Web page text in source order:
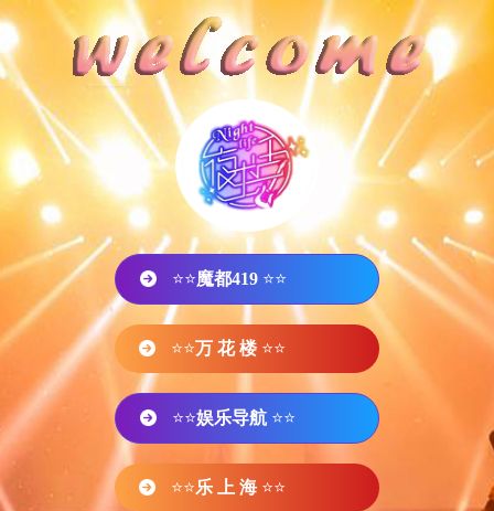
⭐⭐魔都419 ⭐⭐
⭐⭐万 花 楼 ⭐⭐
⭐⭐娱乐导航 ⭐⭐
⭐⭐乐 上 海 ⭐⭐